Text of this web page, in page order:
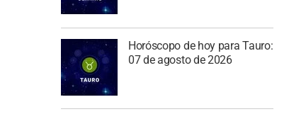
Horóscopo de hoy para Tauro:
07 de agosto de 2026